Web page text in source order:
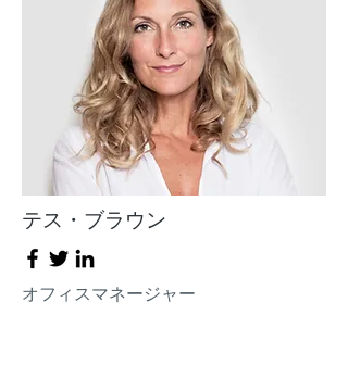
テス・ブラウン
オフィスマネージャー